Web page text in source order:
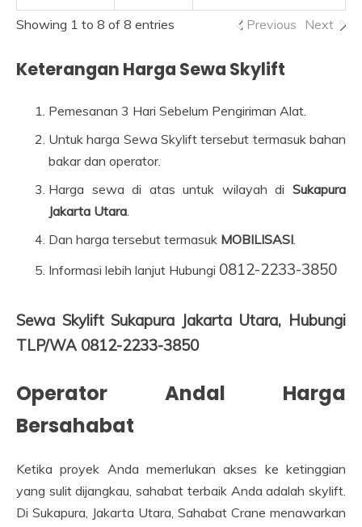
Showing 1 to 8 of 8 entries Previous Next
Keterangan Harga Sewa Skylift
Pemesanan 3 Hari Sebelum Pengiriman Alat.
Untuk harga Sewa Skylift tersebut termasuk bahan
bakar dan operator.
Harga sewa di atas untuk wilayah di Sukapura
Jakarta Utara.
Dan harga tersebut termasuk MOBILISASI.
Informasi lebih lanjut Hubungi 0812-2233-3850
Sewa Skylift Sukapura Jakarta Utara, Hubungi
TLP/WA 0812-2233-3850
Operator Andal Harga
Bersahabat
Ketika proyek Anda memerlukan akses ke ketinggian
yang sulit dijangkau, sahabat terbaik Anda adalah skylift.
Di Sukapura, Jakarta Utara, Sahabat Crane menawarkan